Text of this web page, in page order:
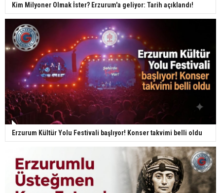
Kim Milyoner Olmak İster? Erzurum'a geliyor: Tarih açıklandı!
Erzurum Kültür Yolu Festivali başlıyor! Konser takvimi belli oldu